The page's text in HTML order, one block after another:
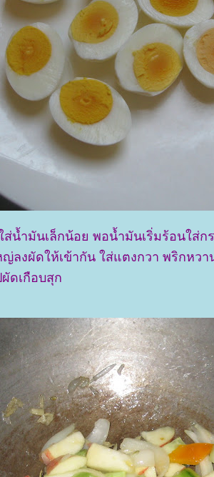
ส่น้ำมันเล็กน้อย พอน้ำมันเริ่มร้อนใส่ก
ลงผัดให้เข้ากัน ใส่แตงกวา พริกหวา
ดเกือบสุก